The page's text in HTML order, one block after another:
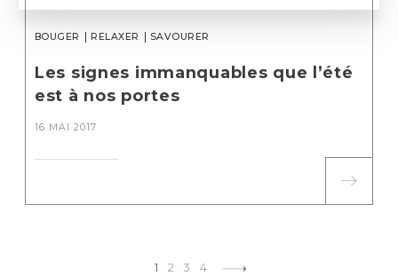
BOUGER RELAXER SAVOURER
Les signes immanquables que l’été
est à nos portes
16 MAI 2017
1 2 3 4